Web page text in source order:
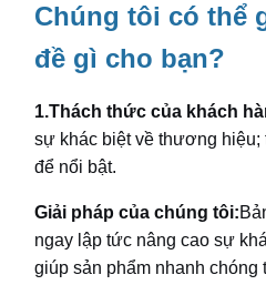
Chúng tôi có thể
đề gì cho bạn?
1.Thách thức của khách
sự khác biệt về thương
để nổi bật.
Giải pháp của chúng tôi:
ngay lập tức nâng cao sự
giúp sản phẩm nhanh chóng